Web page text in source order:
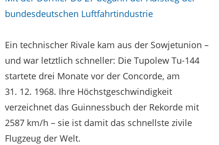
bundesdeutschen Luftfahrtindustrie
Ein technischer Rivale kam aus der Sowjetunion –
und war letztlich schneller: Die Tupolew Tu-144
startete drei Monate vor der Concorde, am
31. 12. 1968. Ihre Höchstgeschwindigkeit
verzeichnet das Guinnessbuch der Rekorde mit
2587 km/h – sie ist damit das schnellste zivile
Flugzeug der Welt.